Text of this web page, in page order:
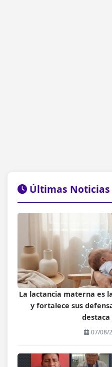
Últimas Noticias
La lactancia materna es
y fortalece sus
destaca
07/08/